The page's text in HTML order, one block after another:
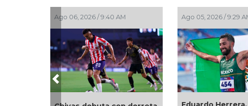
Ago 05, 2026 / 9:29 AM Ago 04, 2026 / 9:21 AM
Previous